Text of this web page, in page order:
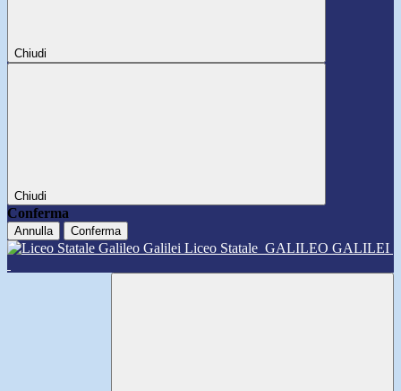
Chiudi
Chiudi
Conferma
Annulla Conferma
Liceo Statale GALILEO GALILEI